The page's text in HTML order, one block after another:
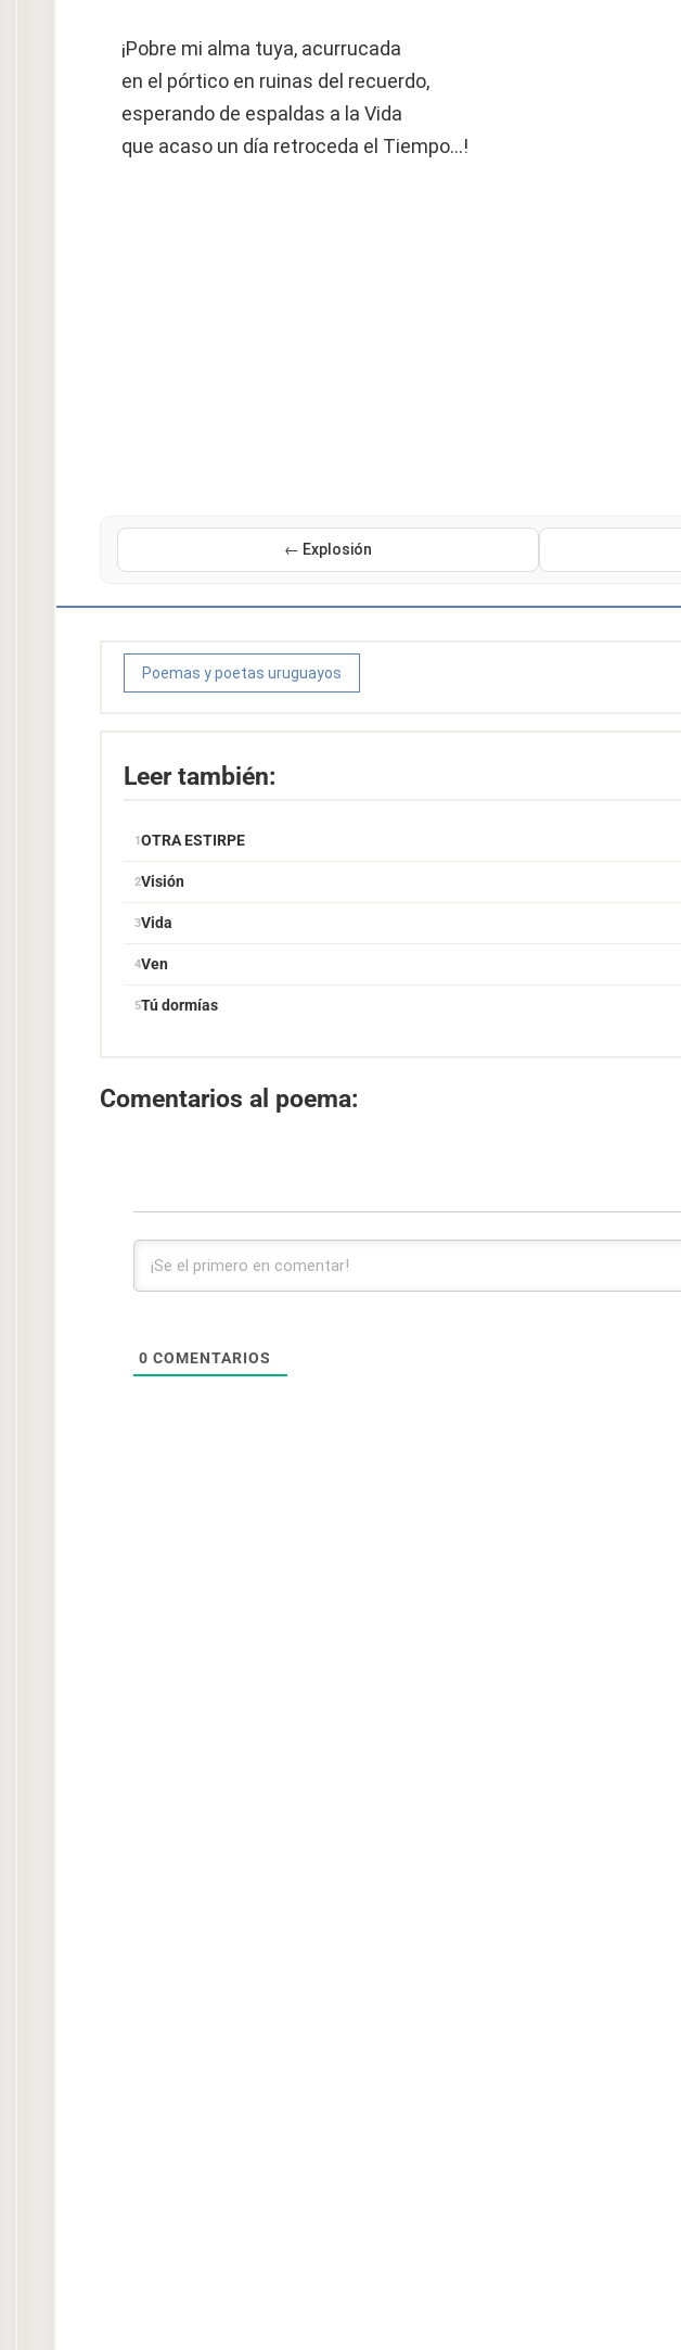
¡Pobre mi alma tuya, acurrucada
en el pórtico en ruinas del recuerdo,
esperando de espaldas a la Vida
que acaso un día retroceda el Tiempo…!
← Explosión
Poemas y poetas uruguayos
Leer también:
OTRA ESTIRPE
Visión
Vida
Ven
Tú dormías
Comentarios al poema:
0 COMENTARIOS